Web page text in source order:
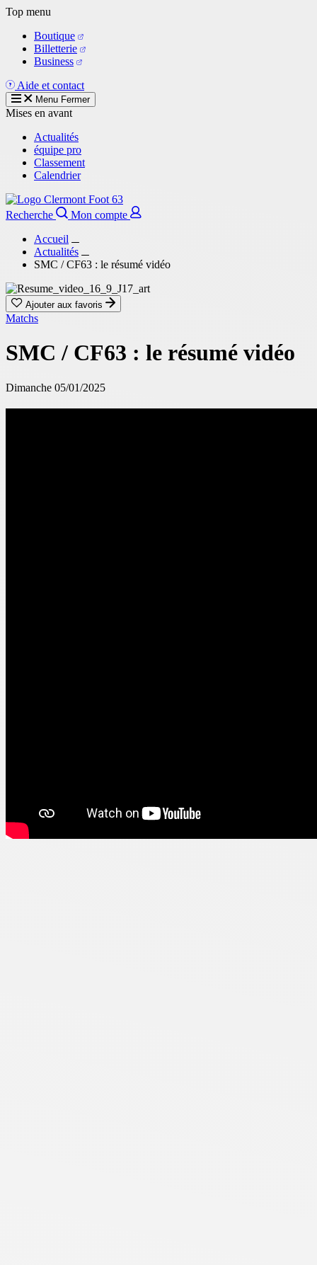
Aller
contenu
principal
Top menu
Boutique
Billetterie
Business
Aide et contact
Menu Fermer
Mises en avant
Actualités
équipe pro
Classement
Calendrier
Recherche
Mon compte
Accueil
Actualités
SMC / CF63 : le résumé vidéo
Ajouter aux favoris
Matchs
SMC / CF63 : le résumé vidéo
Dimanche 05/01/2025